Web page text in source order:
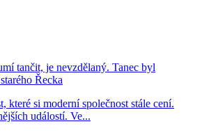
tančit, je nevzdělaný. Tanec byl
Řecka
které si moderní společnost stále cení.
událostí. Ve...